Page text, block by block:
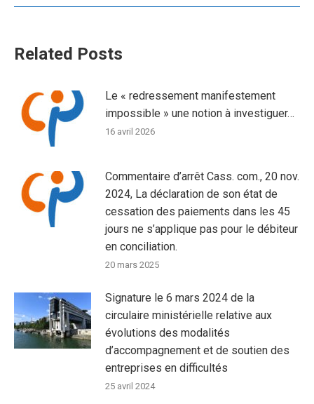
Related Posts
Le « redressement manifestement
impossible » une notion à investiguer…
16 avril 2026
Commentaire d’arrêt Cass. com., 20 nov.
2024, La déclaration de son état de
cessation des paiements dans les 45
jours ne s’applique pas pour le débiteur
en conciliation.
20 mars 2025
Signature le 6 mars 2024 de la
circulaire ministérielle relative aux
évolutions des modalités
d’accompagnement et de soutien des
entreprises en difficultés
25 avril 2024